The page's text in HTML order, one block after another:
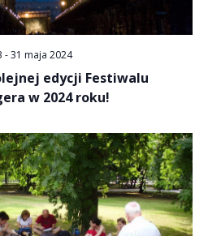
-31 maja 2024
edycji Festiwalu
w 2024 roku!